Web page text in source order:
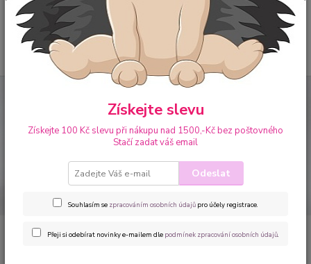
V této kategorii nebylo nalezeno žádné zboží.
Nezaspěte novinky, akce a slevy!
Souhlasím sezpracováním osobních údajů za účelem rozesílky newsletteru.
Získejte slevu
Získejte 100 Kč slevu při nákupu nad 1500,-Kč bez poštovného
Stačí zadat váš email
Odeslat
Souhlasím se zpracováním osobních údajů pro účely registrace.
Přeji si odebírat novinky e-mailem dle podmínek zpracování osobních údajů.